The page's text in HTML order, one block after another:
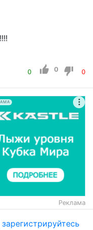
0 0 0
Реклама
зарегистрируйтесь